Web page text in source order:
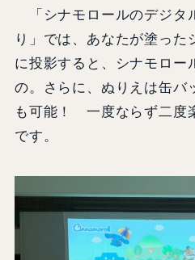
「シナモロールのデジタ
り」では、あなたが塗った
に投影すると、シナモロー
の。さらに、ぬりえは缶バ
も可能！ 一度ならず二度
です。